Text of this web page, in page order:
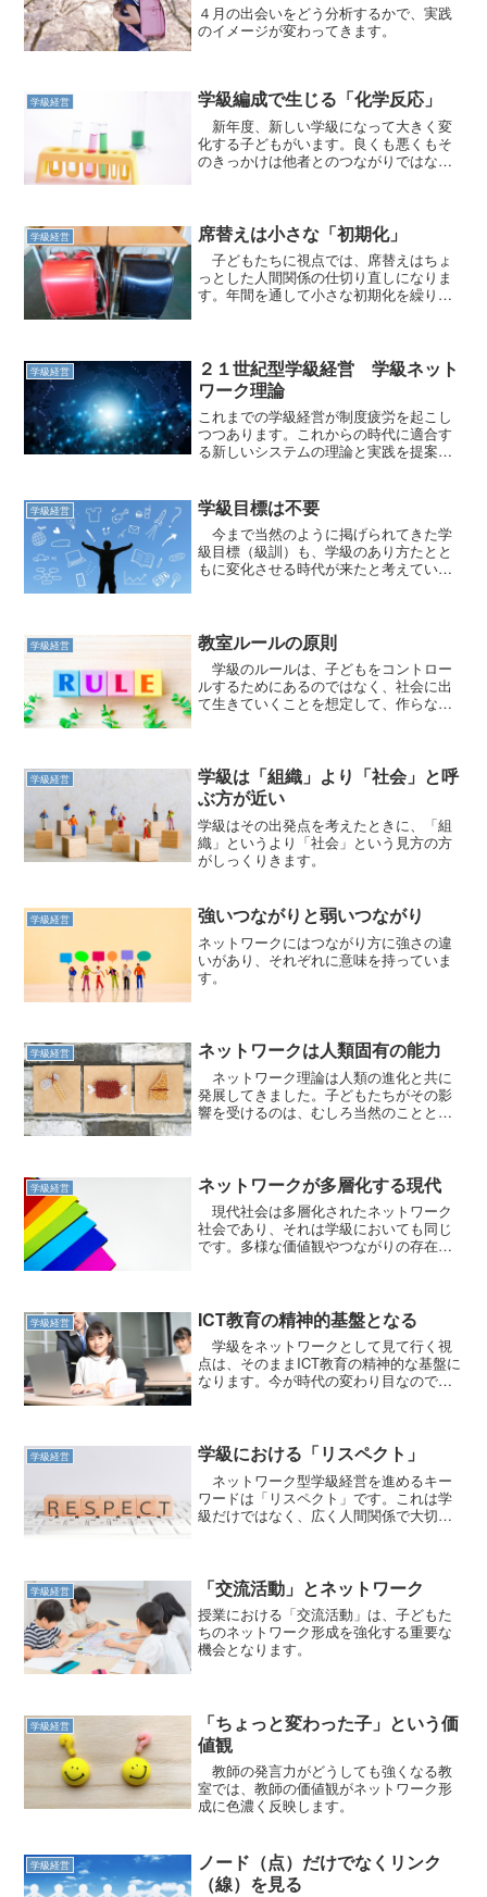
４月の出会いをどう分析するかで、実践
のイメージが変わってきます。
学級経営 学級編成で生じる「化学反応」
新年度、新しい学級になって大きく変
化する子どもがいます。良くも悪くもそ
のきっかけは他者とのつながりではない
学級経営 席替えは小さな「初期化」
子どもたちに視点では、席替えはちょ
っとした人間関係の仕切り直しになりま
す。年間を通して小さな初期化を繰り返
学級経営
２１世紀型学級経営 学級ネット
ワーク理論
これまでの学級経営が制度疲労を起こし
つつあります。これからの時代に適合す
る新しいシステムの理論と実践を提案し
学級経営 学級目標は不要
今まで当然のように掲げられてきた学
級目標（級訓）も、学級のあり方たとと
もに変化させる時代が来たと考えていま
学級経営 教室ルールの原則
学級のルールは、子どもをコントロー
ルするためにあるのではなく、社会に出
て生きていくことを想定して、作らなけ
学級経営
学級は「組織」より「社会」と呼
ぶ方が近い
学級はその出発点を考えたときに、「組
織」というより「社会」という見方の方
がしっくりきます。
学級経営 強いつながりと弱いつながり
ネットワークにはつながり方に強さの違
いがあり、それぞれに意味を持っていま
す。
学級経営 ネットワークは人類固有の能力
ネットワーク理論は人類の進化と共に
発展してきました。子どもたちがその影
響を受けるのは、むしろ当然のことと言
学級経営 ネットワークが多層化する現代
現代社会は多層化されたネットワーク
社会であり、それは学級においても同じ
です。多様な価値観やつながりの存在す
学級経営 ICT教育の精神的基盤となる
学級をネットワークとして見て行く視
点は、そのままICT教育の精神的な基盤に
なります。今が時代の変わり目なので
学級経営 学級における「リスペクト」
ネットワーク型学級経営を進めるキー
ワードは「リスペクト」です。これは学
級だけではなく、広く人間関係で大切に
学級経営 「交流活動」とネットワーク
授業における「交流活動」は、子どもた
ちのネットワーク形成を強化する重要な
機会となります。
学級経営
「ちょっと変わった子」という価
値観
教師の発言力がどうしても強くなる教
室では、教師の価値観がネットワーク形
成に色濃く反映します。
学級経営
ノード（点）だけでなくリンク
（線）を見る